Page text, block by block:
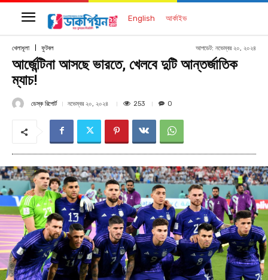
English আর্কাইভ
খেলাধূলা ফুটবল আপডেট: নভেম্বর ২০, ২০২৪
আর্জেন্টিনা আসছে ভারতে, খেলবে দুটি আন্তর্জাতিক
ম্যাচ!
ডেস্ক রিপোর্ট নভেম্বর ২০, ২০২৪ 253 0